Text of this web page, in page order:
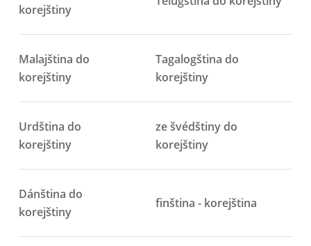
korejštiny
Malajština do
korejštiny
Tagalogština do
korejštiny
Urdština do
korejštiny
ze švédštiny do
korejštiny
Dánština do
korejštiny
finština - korejština